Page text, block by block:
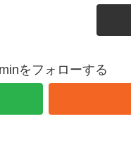
をフォローする